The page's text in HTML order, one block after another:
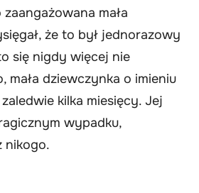
mała
że to był jednorazowy
się nigdy więcej nie
mała dziewczynka o imieniu
kilka miesięcy. Jej
wypadku,
nikogo.